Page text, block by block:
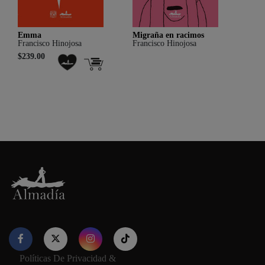
Emma
Francisco Hinojosa
$239.00
Migraña en racimos
Francisco Hinojosa
Nuestro sitio web utiliza cookies para proporcionar su
Políticas De Privacidad &